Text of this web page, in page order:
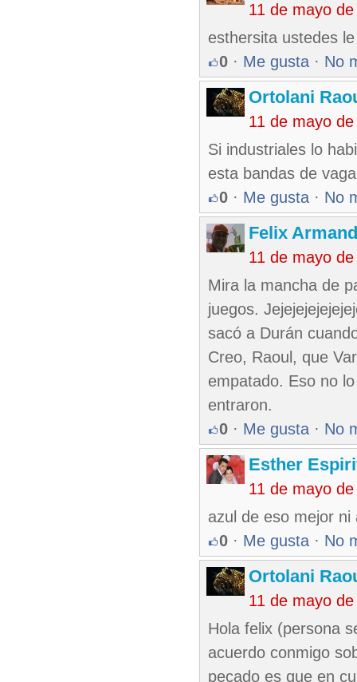
11 de mayo
esthersita ustedes
0 · Me gusta · No
Ortolani
11 de mayo
Si industriales lo
esta bandas de
0 · Me gusta · No
Felix
11 de mayo
Mira la mancha de
juegos.
sacó a Durán
Creo, Raoul, que
empatado. Eso no
entraron.
0 · Me gusta · No
Esther
11 de mayo
azul de eso mejor
0 · Me gusta · No
Ortolani
11 de mayo
Hola felix (persona
acuerdo conmigo
pecado es que en